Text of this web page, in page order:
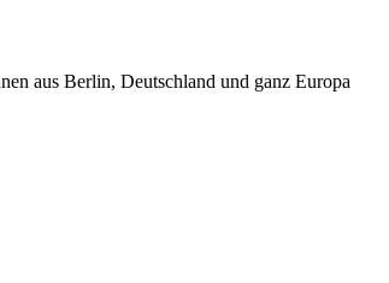
aus Berlin, Deutschland und ganz Europa